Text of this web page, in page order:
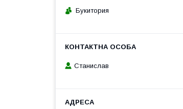
Букитория
Станислав